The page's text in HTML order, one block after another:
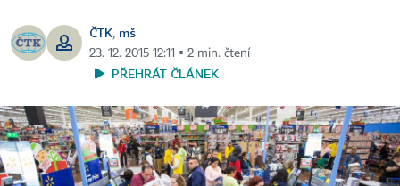
ČTK, mš
23. 12. 2015 12:11 ▪ 2 min. čtení
PŘEHRÁT ČLÁNEK